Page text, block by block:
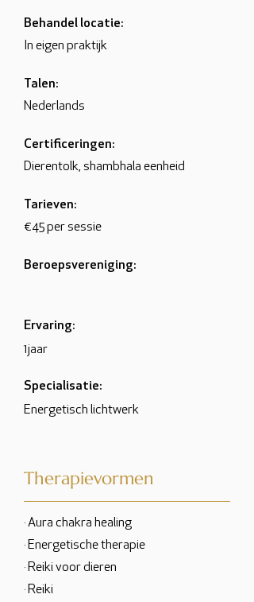
Behandel locatie:
In eigen praktijk
Talen:
Nederlands
Certificeringen:
Dierentolk, shambhala eenheid
Tarieven:
€45 per sessie
Beroepsvereniging:
Ervaring:
1jaar
Specialisatie:
Energetisch lichtwerk
Therapievormen
· Aura chakra healing
· Energetische therapie
· Reiki voor dieren
· Reiki